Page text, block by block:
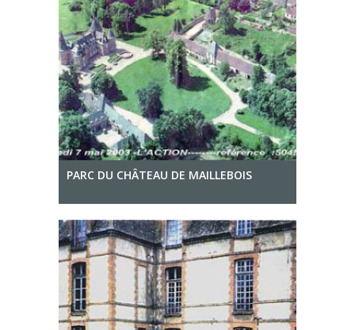
PARC DU CHÂTEAU DE MAILLEBOIS